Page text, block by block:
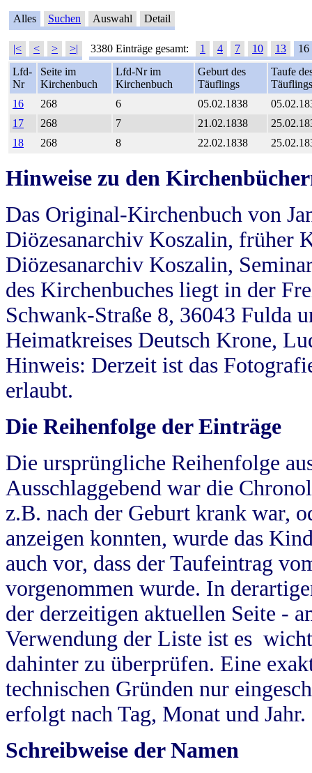
Alles Suchen Auswahl Detail
|< < > >| 3380 Einträge gesamt: 1 4 7 10 13
16
Lfd-
Nr
Seite im
Kirchenbuch
Lfd-Nr im
Kirchenbuch
Geburt des
Täuflings
Taufe
Täuflings
16
268 6 05.02.1838
17
268 7 21.02.1838
18
268 8 22.02.1838
Hinweise zu den
Das Original-Kirchenbuch von
Diözesanarchiv Koszalin, früher
Diözesanarchiv Koszalin,
des Kirchenbuches liegt in der
Schwank-Straße 8, 36043 Fulda
Heimatkreises Deutsch Krone,
Hinweis: Derzeit ist das
erlaubt.
Die Reihenfolge der Einträge
Die ursprüngliche Reihenfolge
Ausschlaggebend war die
z.B. nach der Geburt krank war,
anzeigen konnten, wurde das
auch vor, dass der Taufeintrag
vorgenommen wurde. In
der derzeitigen aktuellen Seite -
Verwendung der Liste ist es
dahinter zu überprüfen. Eine
technischen Gründen nur
erfolgt nach Tag, Monat und Jahr.
Schreibweise der Namen